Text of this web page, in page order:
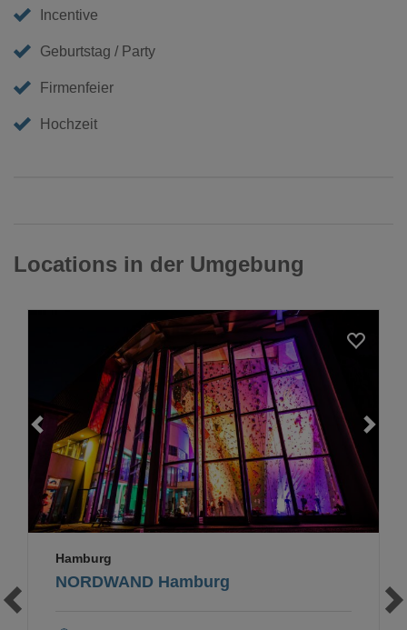
Incentive
Geburtstag / Party
Firmenfeier
Hochzeit
Locations in der Umgebung
Loading...
NORDWAND Hamburg
Hamburg